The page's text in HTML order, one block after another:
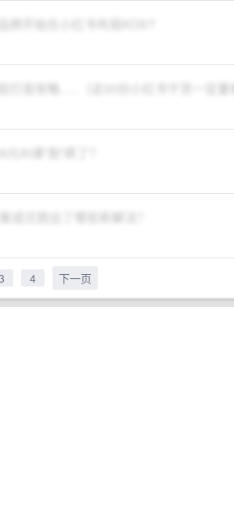
牌开始在小红书布局KOS?
打造攻略......（这30份小红书干货一定要
AI课“割”疯了？
成交跑出了哪些新解法？
4 下一页